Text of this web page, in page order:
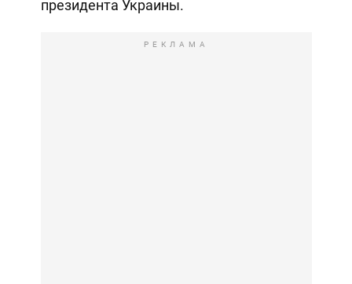
президента Украины.
РЕКЛАМА